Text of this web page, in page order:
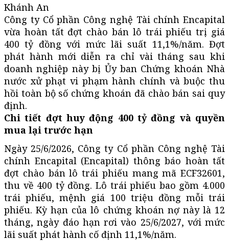
Khánh An
Công ty Cổ phần Công nghệ Tài chính Encapital
vừa hoàn tất đợt chào bán lô trái phiếu trị giá
400 tỷ đồng với mức lãi suất 11,1%/năm. Đợt
phát hành mới diễn ra chỉ vài tháng sau khi
doanh nghiệp này bị Ủy ban Chứng khoán Nhà
nước xử phạt vi phạm hành chính và buộc thu
hồi toàn bộ số chứng khoán đã chào bán sai quy
định.
Chi tiết đợt huy động 400 tỷ đồng và quyền
mua lại trước hạn
Ngày 25/6/2026, Công ty Cổ phần Công nghệ Tài
chính Encapital (Encapital) thông báo hoàn tất
đợt chào bán lô trái phiếu mang mã ECF32601,
thu về 400 tỷ đồng. Lô trái phiếu bao gồm 4.000
trái phiếu, mệnh giá 100 triệu đồng mỗi trái
phiếu. Kỳ hạn của lô chứng khoán nợ này là 12
tháng, ngày đáo hạn rơi vào 25/6/2027, với mức
lãi suất phát hành cố định 11,1%/năm.